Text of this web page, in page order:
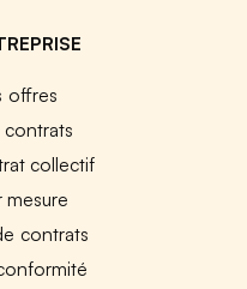
offres
collectif
mesure
contrats